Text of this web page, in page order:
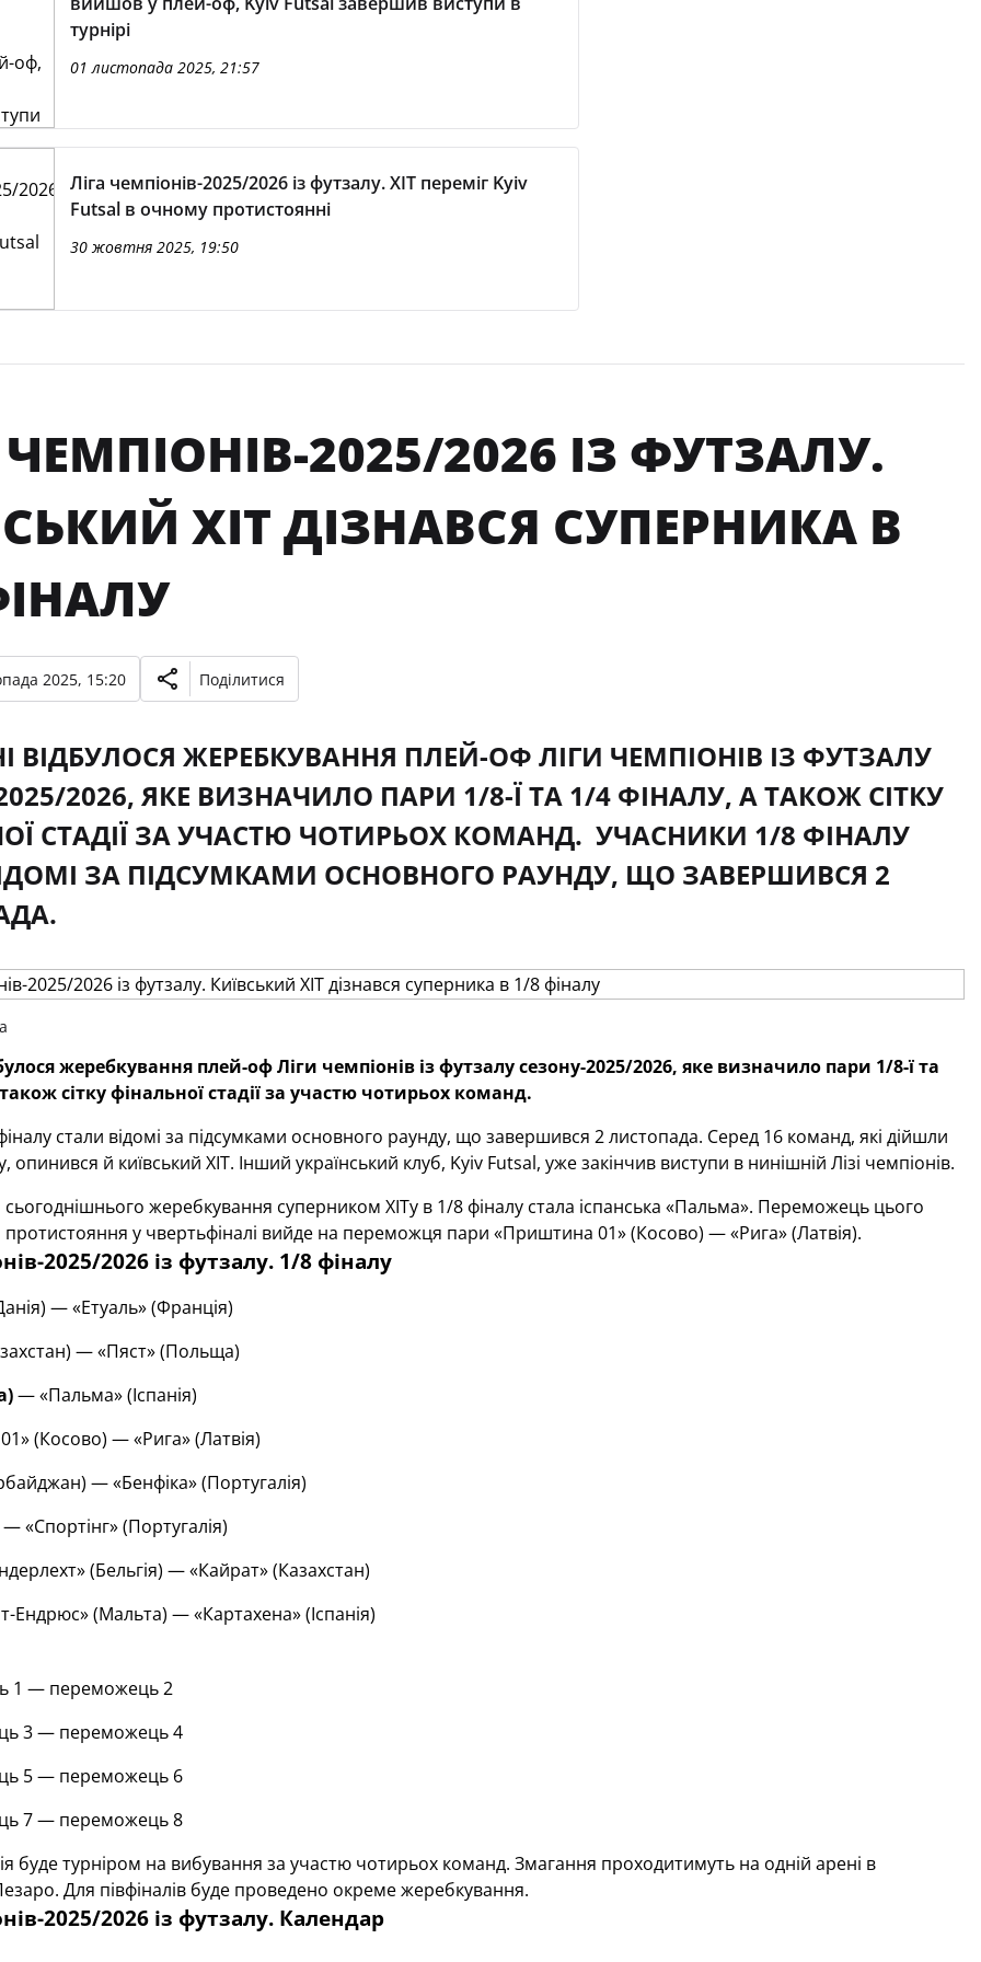
турнірі
01 листопада 2025, 21:57
Ліга чемпіонів-2025/2026 із футзалу. ХІТ переміг Kyiv
Futsal в очному протистоянні
30 жовтня 2025, 19:50
2025/2026 ІЗ ФУТЗАЛУ.
ХІТ ДІЗНАВСЯ СУПЕРНИКА В
2025, 15:20 Поділитися
ВІДБУЛОСЯ ЖЕРЕБКУВАННЯ ПЛЕЙ-ОФ ЛІГИ ЧЕМПІОНІВ ІЗ ФУТЗАЛУ
2026, ЯКЕ ВИЗНАЧИЛО ПАРИ 1/8-Ї ТА 1/4 ФІНАЛУ, А ТАКОЖ СІТКУ
СТАДІЇ ЗА УЧАСТЮ ЧОТИРЬОХ КОМАНД. УЧАСНИКИ 1/8 ФІНАЛУ
ЗА ПІДСУМКАМИ ОСНОВНОГО РАУНДУ, ЩО ЗАВЕРШИВСЯ 2
жеребкування плей-оф Ліги чемпіонів із футзалу сезону-2025/2026, яке визначило пари 1/8-ї та
сітку фінальної стадії за участю чотирьох команд.
стали відомі за підсумками основного раунду, що завершився 2 листопада. Серед 16 команд, які дійшли
опинився й київський ХІТ. Інший український клуб, Kyiv Futsal, уже закінчив виступи в нинішній Лізі чемпіонів.
жеребкування суперником ХІТу в 1/8 фіналу стала іспанська «Пальма». Переможець цього
у чвертьфіналі вийде на переможця пари «Приштина 01» (Косово) — «Рига» (Латвія).
2025/2026 із футзалу. 1/8 фіналу
— «Етуаль» (Франція)
— «Пяст» (Польща)
— «Пальма» (Іспанія)
(Косово) — «Рига» (Латвія)
— «Бенфіка» (Португалія)
«Спортінг» (Португалія)
(Бельгія) — «Кайрат» (Казахстан)
Ендрюс» (Мальта) —«Картахена» (Іспанія)
1 — переможець 2
3 — переможець 4
5 — переможець 6
7 — переможець 8
буде турніром на вибування за участю чотирьох команд. Змагання проходитимуть на одній арені в
Для півфіналів буде проведено окреме жеребкування.
2025/2026 із футзалу. Календар